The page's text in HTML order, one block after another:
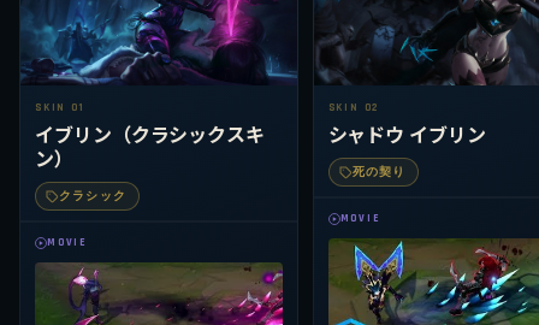
SKIN 01
イブリン（クラシックスキ
ン）
クラシック
MOVIE
SKIN 02
シャドウ イブリン
死の契り
MOVIE